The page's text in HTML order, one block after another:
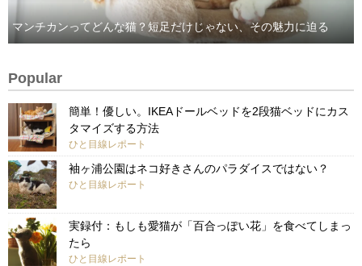
マンチカンってどんな猫？短足だけじゃない、その魅力に迫る
Popular
簡単！優しい。IKEAドールベッドを2段猫ベッドにカス
タマイズする方法
ひと目線レポート
袖ヶ浦公園はネコ好きさんのパラダイスではない？
ひと目線レポート
実録付：もしも愛猫が「百合っぽい花」を食べてしまっ
たら
ひと目線レポート